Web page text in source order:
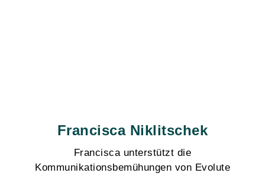
Francisca Niklitschek
Francisca unterstützt die
Kommunikationsbemühungen von Evolute